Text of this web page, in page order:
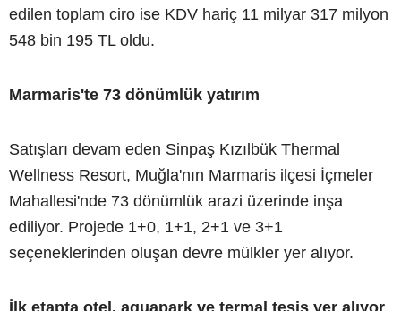
edilen toplam ciro ise KDV hariç 11 milyar 317 milyon
548 bin 195 TL oldu.
Marmaris'te 73 dönümlük yatırım
Satışları devam eden Sinpaş Kızılbük Thermal
Wellness Resort, Muğla'nın Marmaris ilçesi İçmeler
Mahallesi'nde 73 dönümlük arazi üzerinde inşa
ediliyor. Projede 1+0, 1+1, 2+1 ve 3+1
seçeneklerinden oluşan devre mülkler yer alıyor.
İlk etapta otel, aquapark ve termal tesis yer alıyor